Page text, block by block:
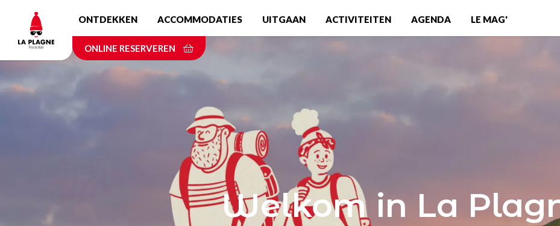
content
ONTDEKKEN ACCOMMODATIES UITGAAN ACTIVITEITEN AGENDA LE MAG'
ONLINE RESERVEREN
Welkom in La